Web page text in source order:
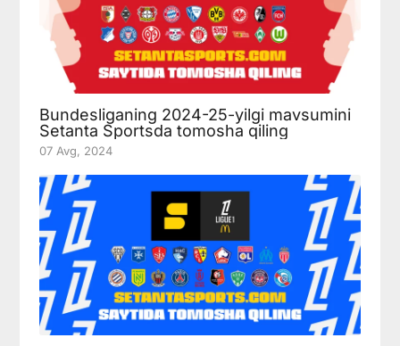
Bundesliganing 2024-25-yilgi mavsumini
Setanta Sportsda tomosha qiling
07 Avg, 2024